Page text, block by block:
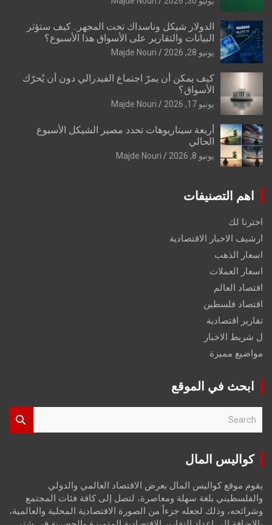
الدولار شيكل وناسداك تحت المجهر.. كيف ستؤثر
البيانات والتقارير على الأسواق هذا الأسبوع؟
يونيو 28, 2026 Majde Nouri
كيف يمكن أن يمرّ اجتماع الفيدرالي دون أن يُحرّك
الأسواق؟
يونيو 17, 2026 Majde Nouri
أربعة سيناريوهات تحدد مصير الشيكل الأسبوع
الحالي
يونيو 8, 2026 Majde Nouri
اهم التصنيفات
اخترنا لك
ارشيف الاخبار الاقتصادية
اسعار الذهب
اسعار العملات
اقتصاد العالم
اقتصاد فلسطين
تقارير اقتصادية
ل شريط الاخبار
مواضيع مميزة
ابحث في الموقع
r
كواليس المال
يقوم موقع كواليس المال بعرض الاقتصاد العالمي والدولي
والفلسطيني بلغة سهلة ومعاصرة، لتصل إلى كافة فئات المجتمع
وشرائحه، وذلك لجعله جزءاً من الصورة الاقتصادية المحلية والعالمية،